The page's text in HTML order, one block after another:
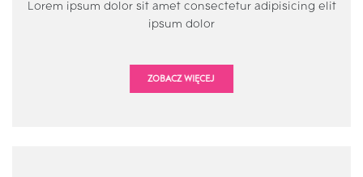
Lorem ipsum dolor sit amet consectetur adipisicing elit
ipsum dolor
ZOBACZ WIĘCEJ